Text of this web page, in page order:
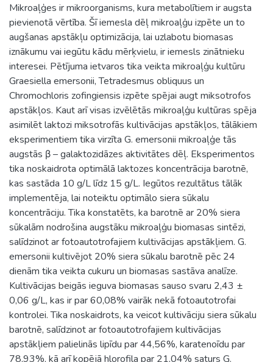
Mikroaļģes ir mikroorganisms, kura metabolītiem ir augsta
pievienotā vērtība. Šī iemesla dēļ mikroaļģu izpēte un to
augšanas apstākļu optimizācija, lai uzlabotu biomasas
iznākumu vai iegūtu kādu mērķvielu, ir iemesls zinātnieku
interesei. Pētījuma ietvaros tika veikta mikroaļģu kultūru
Graesiella emersonii, Tetradesmus obliquus un
Chromochloris zofingiensis izpēte spējai augt miksotrofos
apstākļos. Kaut arī visas izvēlētās mikroaļģu kultūras spēja
asimilēt laktozi miksotrofās kultivācijas apstākļos, tālākiem
eksperimentiem tika virzīta G. emersonii mikroaļģe tās
augstās β – galaktozidāzes aktivitātes dēļ. Eksperimentos
tika noskaidrota optimālā laktozes koncentrācija barotnē,
kas sastāda 10 g/L līdz 15 g/L. Iegūtos rezultātus tālāk
implementēja, lai noteiktu optimālo siera sūkalu
koncentrāciju. Tika konstatēts, ka barotnē ar 20% siera
sūkalām nodrošina augstāku mikroaļģu biomasas sintēzi,
salīdzinot ar fotoautotrofajiem kultivācijas apstākļiem. G.
emersonii kultivējot 20% siera sūkalu barotnē pēc 24
dienām tika veikta cukuru un biomasas sastāva analīze.
Kultivācijas beigās ieguva biomasas sauso svaru 2,43 ±
0,06 g/L, kas ir par 60,08% vairāk nekā fotoautotrofai
kontrolei. Tika noskaidrots, ka veicot kultivāciju siera sūkalu
barotnē, salīdzinot ar fotoautotrofajiem kultivācijas
apstākļiem palielinās lipīdu par 44,56%, karatenoīdu par
78,93%, kā arī kopējā hlorofila par 21,04% saturs G.